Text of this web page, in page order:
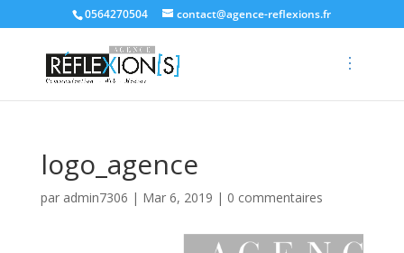
0564270504 contact@agence-reflexions.fr
logo_agence
par admin7306 | Mar 6, 2019 | 0 commentaires